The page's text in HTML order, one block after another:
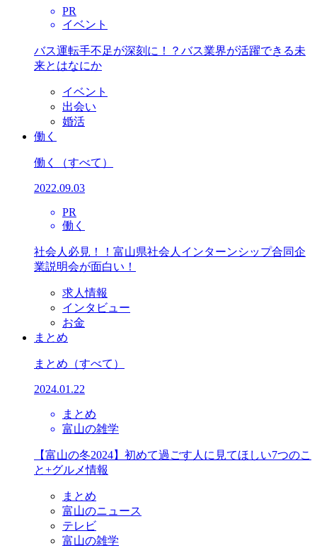
PR
イベント
バス運転手不足が深刻に！？バス業界が活躍できる未
来とはなにか
イベント
出会い
婚活
働く
働く （すべて）
2022.09.03
PR
働く
社会人必見！！富山県社会人インターンシップ合同企
業説明会が面白い！
求人情報
インタビュー
お金
まとめ
まとめ （すべて）
2024.01.22
まとめ
富山の雑学
【富山の冬2024】初めて過ごす人に見てほしい7つのこ
と+グルメ情報
まとめ
富山のニュース
テレビ
富山の雑学